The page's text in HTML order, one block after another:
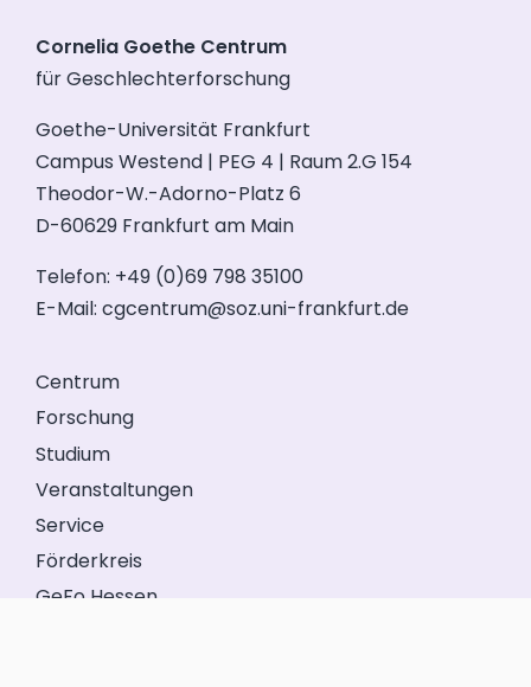
Cornelia Goethe Centrum
für Geschlechterforschung
Goethe-Universität Frankfurt
Campus Westend | PEG 4 | Raum 2.G 154
Theodor-W.-Adorno-Platz 6
D-60629 Frankfurt am Main
Telefon: +49 (0)69 798 35100
E-Mail: cgcentrum@soz.uni-frankfurt.de
Centrum
Forschung
Studium
Veranstaltungen
Service
Förderkreis
GeFo Hessen